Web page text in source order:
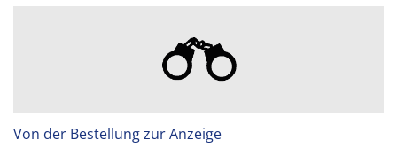
Von der Bestellung zur Anzeige